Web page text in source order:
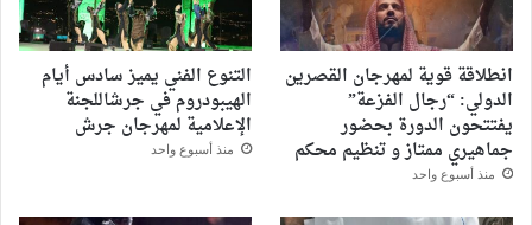
انطلاقة قوية لمهرجان القصرين
الدولي: “رجال الفزعة”
يفتتحون الدورة بحضور
جماهيري ممتاز و تنظيم محكم
منذ أسبوع واحد
التنوع الفني يميز سادس أيام
الهيبودروم في جرشاللجنة
الإعلامية لمهرجان جرش
منذ أسبوع واحد